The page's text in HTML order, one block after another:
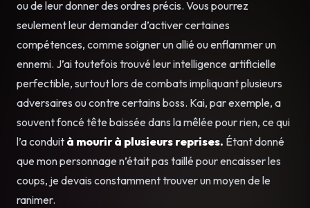
ou de leur donner des ordres précis. Vous pourrez
seulement leur demander d’activer certaines
compétences, comme soigner un allié ou enflammer un
ennemi. J’ai toutefois trouvé leur intelligence artificielle
perfectible, surtout lors de combats impliquant plusieurs
adversaires ou contre certains boss. Kai, par exemple, a
souvent foncé tête baissée dans la mêlée pour rien, ce qui
l’a conduit à mourir à plusieurs reprises. Étant donné
que mon personnage n’était pas taillé pour encaisser les
coups, je devais constamment trouver un moyen de le
ranimer.